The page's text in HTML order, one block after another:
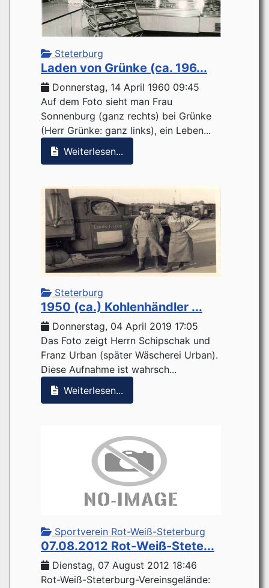
Steterburg
Laden von Grünke (ca. 196...
Donnerstag, 14 April 1960 09:45
Auf dem Foto sieht man Frau
Sonnenburg (ganz rechts) bei Grünke
(Herr Grünke: ganz links), ein Leben...
Weiterlesen...
Steterburg
1950 (ca.) Kohlenhändler ...
Donnerstag, 04 April 2019 17:05
Das Foto zeigt Herrn Schipschak und
Franz Urban (später Wäscherei Urban).
Diese Aufnahme ist wahrsch...
Weiterlesen...
Sportverein Rot-Weiß-Steterburg
07.08.2012 Rot-Weiß-Stete...
Dienstag, 07 August 2012 18:46
Rot-Weiß-Steterburg-Vereinsgelände: